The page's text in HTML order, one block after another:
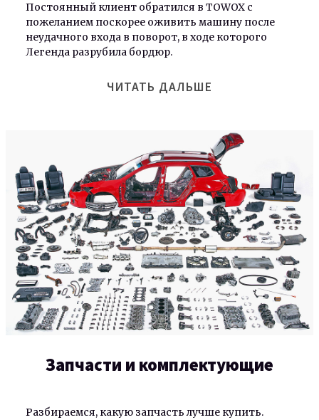
Постоянный клиент обратился в TOWOX с
пожеланием поскорее оживить машину после
неудачного входа в поворот, в ходе которого
Легенда разрубила бордюр.
ЧИТАТЬ ДАЛЬШЕ
Запчасти и комплектующие
Разбираемся, какую запчасть лучше купить.